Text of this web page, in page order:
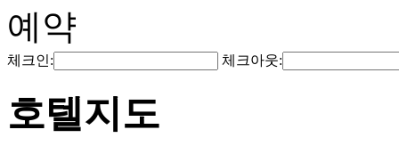
예약
체크인: 체크아웃:
호텔지도